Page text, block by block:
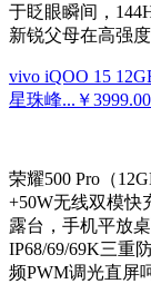
于眨眼瞬间，
新锐父母在高强
vivo iQOO 15
星珠峰... ￥
荣耀500 Pro（
+50W无线双模快
露台，手机平放
IP68/69/69K三重
频PWM调光直屏